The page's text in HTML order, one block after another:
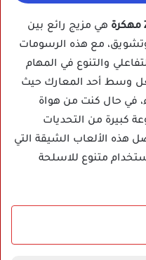
هي مزيج رائع بين
وتشويق، مع هذه الرسومات
والتنوع في المهام
وسط أحد المعارك حيث
في حال كنت من هواة
كبيرة من التحديات
هذه الألعاب الشيقة التي
متنوع للاسلحة